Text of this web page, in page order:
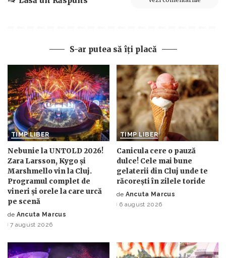
S-ar putea să îți placă
TIMP LIBER
Nebunie la UNTOLD 2026!
Zara Larsson, Kygo și
Marshmello vin la Cluj.
Programul complet de
vineri și orele la care urcă
pe scenă
Posted
by
de Ancuta Marcus
7 august 2026
TIMP LIBER
Canicula cere o pauză
dulce! Cele mai bune
gelaterii din Cluj unde te
răcorești în zilele toride
Posted
by
de Ancuta Marcus
6 august 2026